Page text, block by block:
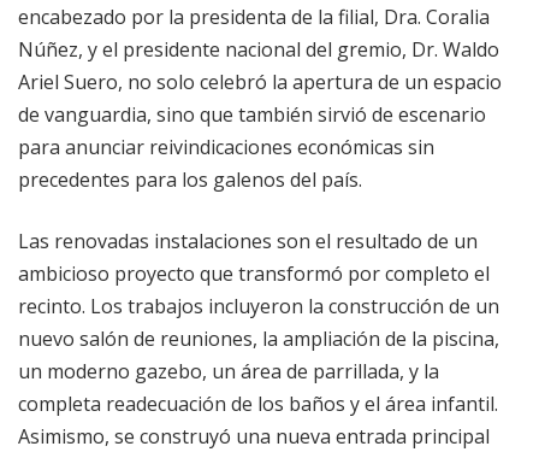
encabezado por la presidenta de la filial, Dra. Coralia
Núñez, y el presidente nacional del gremio, Dr. Waldo
Ariel Suero, no solo celebró la apertura de un espacio
de vanguardia, sino que también sirvió de escenario
para anunciar reivindicaciones económicas sin
precedentes para los galenos del país.
Las renovadas instalaciones son el resultado de un
ambicioso proyecto que transformó por completo el
recinto. Los trabajos incluyeron la construcción de un
nuevo salón de reuniones, la ampliación de la piscina,
un moderno gazebo, un área de parrillada, y la
completa readecuación de los baños y el área infantil.
Asimismo, se construyó una nueva entrada principal